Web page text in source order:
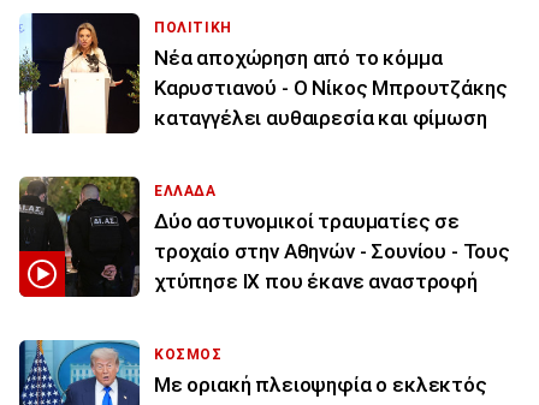
ΠΟΛΙΤΙΚΗ
Νέα αποχώρηση από το κόμμα
Καρυστιανού - Ο Νίκος Μπρουτζάκης
καταγγέλει αυθαιρεσία και φίμωση
ΕΛΛΑΔΑ
Δύο αστυνομικοί τραυματίες σε
τροχαίο στην Αθηνών - Σουνίου - Τους
χτύπησε ΙΧ που έκανε αναστροφή
ΚΟΣΜΟΣ
Με οριακή πλειοψηφία ο εκλεκτός